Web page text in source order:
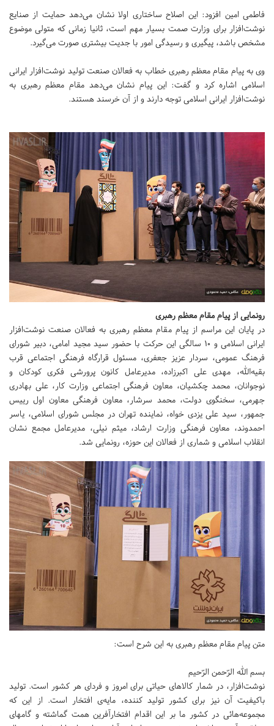
فاطمی امین افزود: این اصلاح ساختاری اولا نشان می‌دهد حمایت از صنایع
نوشت‌افزار برای وزارت صمت بسیار مهم است، ثانیا زمانی که متولی موضوع
مشخص باشد، پیگیری و رسیدگی امور با جدیت بیشتری صورت می‌گیرد.
وی به پیام مقام معظم رهبری خطاب به فعالان صنعت تولید نوشت‌افزار ایرانی
اسلامی اشاره کرد و گفت: این پیام نشان می‌دهد مقام معظم رهبری به
نوشت‌افزار ایرانی اسلامی توجه دارند و از آن خرسند هستند.
رونمایی از پیام مقام معظم رهبری
در پایان این مراسم از پیام مقام معظم رهبری به فعالان صنعت نوشت‌افزار
ایرانی اسلامی و 10 سالگی این حرکت با حضور سید مجید امامی، دبیر شورای
فرهنگ عمومی، سردار عزیز جعفری، مسئول قرارگاه فرهنگی اجتماعی قرب
بقیه‌الله، مهدی علی اکبرزاده، مدیرعامل کانون پرورشی فکری کودکان و
نوجوانان، محمد چکشیان، معاون فرهنگی اجتماعی وزارت کار، علی بهادری
جهرمی، سخنگوی دولت، محمد سرشار، معاون فرهنگی معاون اول رییس
جمهور، سید علی یزدی خواه، نماینده تهران در مجلس شورای اسلامی، یاسر
احمدوند، معاون فرهنگی وزارت ارشاد، میثم نیلی، مدیرعامل مجمع نشان
انقلاب اسلامی و شماری از فعالان این حوزه، رونمایی شد.
متن پیام مقام معظم رهبری به این شرح است:
بسم الله الرّحمن الرّحیم
نوشت‌افزار، در شمار کالاهای حیاتی برای امروز و فردای هر کشور است. تولید
باکیفیت آن نیز برای کشور تولید کننده، مایه‌ی افتخار است. از این که
مجموعه‌هائی در کشور ما بر این اقدام افتخارآفرین همت گماشته و گامهای